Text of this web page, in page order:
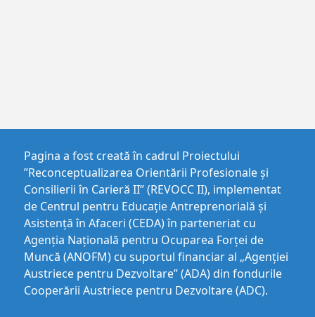
Pagina a fost creată în cadrul Proiectului
”Reconceptualizarea Orientării Profesionale și
Consilierii în Carieră II” (REVOCC II), implementat
de Centrul pentru Educaţie Antreprenorială şi
Asistenţă în Afaceri (CEDA) în parteneriat cu
Agenția Națională pentru Ocuparea Forței de
Muncă (ANOFM) cu suportul financiar al „Agenției
Austriece pentru Dezvoltare” (ADA) din fondurile
Cooperării Austriece pentru Dezvoltare (ADC).